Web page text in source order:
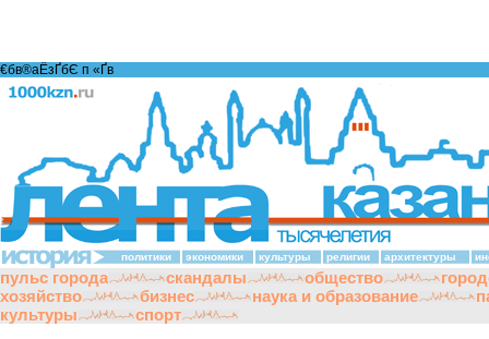
€бв®аЁзҐбЄ п «Ґ­в
политики экономики культуры религии архитектуры
пульс города скандалы общество
хозяйство
бизнес наука и образование
культуры
спорт